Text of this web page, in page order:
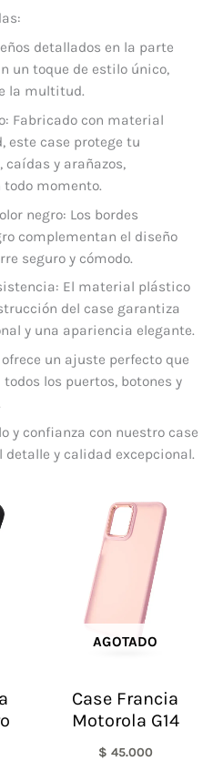
detallados en la parte
un toque de estilo único,
la multitud.
Fabricado con material
este case protege tu
y arañazos,
todo momento.
negro: Los bordes
complementan el diseño
seguro y cómodo.
El material plástico
del case garantiza
y una apariencia elegante.
un ajuste perfecto que
los puertos, botones y
y confianza con nuestro case
detalle y calidad excepcional.
AGOTADO
Case Francia
Motorola G14
$ 45.000